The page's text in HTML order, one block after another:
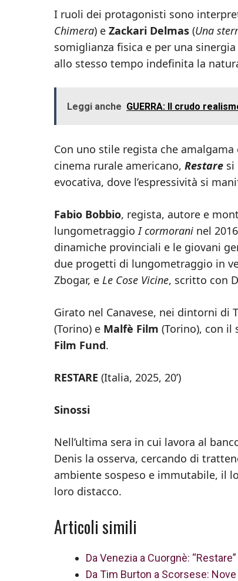
I ruoli dei protagonisti sono
Chimera) e Zackari Delmas (Una
somiglianza fisica e per una
allo stesso tempo indefinita la
Leggi anche GUERRA: Il crudo
Con uno stile regista che
cinema rurale americano, Restare si
evocativa, dove l’espressività si
Fabio Bobbio, regista, autore e
lungometraggio I cormorani nel
dinamiche provinciali e le giovani
due progetti di lungometraggio in
Zbogar, e Le Cose Vicine, scritto con
Girato nel Canavese, nei dintorni di
(Torino) e Malfè Film (Torino), con il
Film Fund.
RESTARE (Italia, 2025, 20’)
Sinossi
Nell’ultima sera in cui lavora al
Denis la osserva, cercando di
ambiente sospeso e immutabile, il
loro distacco.
Articoli simili
Da Venezia a Cuorgnè:
Da Tim Burton a Scorsese: